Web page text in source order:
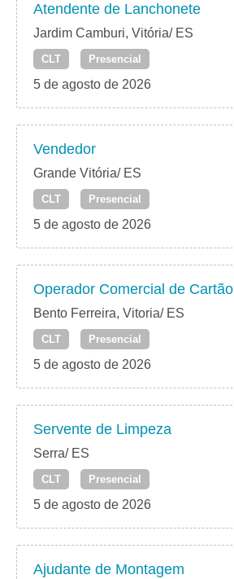
Atendente de Lanchonete
Jardim Camburi, Vitória/ ES
CLT Presencial
5 de agosto de 2026
Vendedor
Grande Vitória/ ES
CLT Presencial
5 de agosto de 2026
Operador Comercial de Cartão
Bento Ferreira, Vitoria/ ES
CLT Presencial
5 de agosto de 2026
Servente de Limpeza
Serra/ ES
CLT Presencial
5 de agosto de 2026
Ajudante de Montagem